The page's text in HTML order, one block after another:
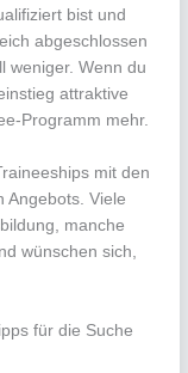
bist und
abgeschlossen
weniger. Wenn du
attraktive
Programm mehr.
mit den
Angebots. Viele
manche
wünschen sich,
für die Suche